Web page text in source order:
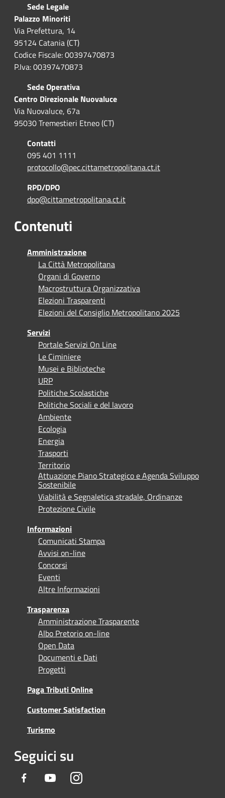
Sede Legale
Palazzo Minoriti
Via Prefettura, 14
95124 Catania (CT)
Codice Fiscale: 00397470873
P.Iva: 00397470873
Sede Operativa
Centro Direzionale Nuovaluce
Via Nuovaluce, 67a
95030 Tremestieri Etneo (CT)
Contatti
095 401 1111
protocollo@pec.cittametropolitana.ct.it
RPD/DPO
dpo@cittametropolitana.ct.it
Contenuti
Amministrazione
La Città Metropolitana
Organi di Governo
Macrostruttura Organizzativa
Elezioni Trasparenti
Elezioni del Consiglio Metropolitano 2025
Servizi
Portale Servizi On Line
Le Ciminiere
Musei e Biblioteche
URP
Politiche Scolastiche
Politiche Sociali e del lavoro
Ambiente
Ecologia
Energia
Trasporti
Territorio
Attuazione Piano Strategico e Agenda Sviluppo
Sostenibile
Viabilità e Segnaletica stradale, Ordinanze
Protezione Civile
Informazioni
Comunicati Stampa
Avvisi on-line
Concorsi
Eventi
Altre Informazioni
Trasparenza
Amministrazione Trasparente
Albo Pretorio on-line
Open Data
Documenti e Dati
Progetti
Paga Tributi Online
Customer Satisfaction
Turismo
Seguici su
Facebook YoutubeInstagram